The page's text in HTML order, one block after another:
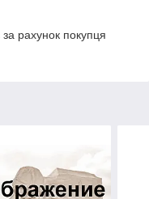
рахунок покупця